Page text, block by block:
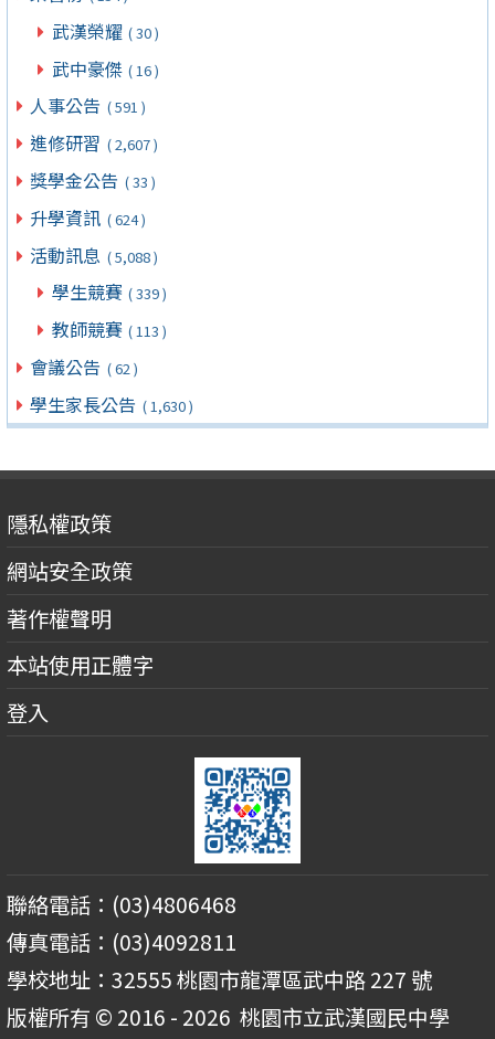
武漢榮耀 ( 30 )
武中豪傑 ( 16 )
人事公告 ( 591 )
進修研習 ( 2,607 )
獎學金公告 ( 33 )
升學資訊 ( 624 )
活動訊息 ( 5,088 )
學生競賽 ( 339 )
教師競賽 ( 113 )
會議公告 ( 62 )
學生家長公告 ( 1,630 )
隱私權政策
網站安全政策
著作權聲明
本站使用正體字
登入
聯絡電話：(03)4806468
傳真電話：(03)4092811
學校地址：32555 桃園市龍潭區武中路 227 號
版權所有 © 2016 - 2026 桃園市立武漢國民中學